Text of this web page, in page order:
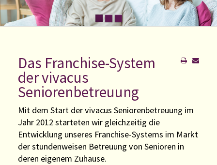
Das Franchise-System
der vivacus
Seniorenbetreuung
Mit dem Start der vivacus Seniorenbetreuung im
Jahr 2012 starteten wir gleichzeitig die
Entwicklung unseres Franchise-Systems im Markt
der stundenweisen Betreuung von Senioren in
deren eigenem Zuhause.